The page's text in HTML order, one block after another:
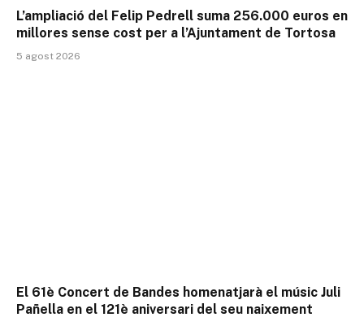
L’ampliació del Felip Pedrell suma 256.000 euros en
millores sense cost per a l’Ajuntament de Tortosa
5 agost 2026
El 61è Concert de Bandes homenatjarà el músic Juli
Pañella en el 121è aniversari del seu naixement